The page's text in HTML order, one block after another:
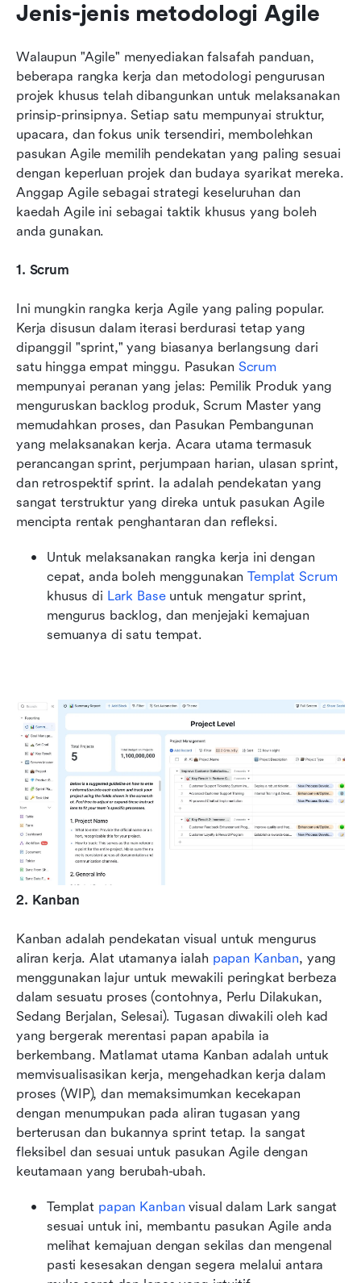
Jenis-jenis metodologi Agile
Walaupun "Agile" menyediakan falsafah panduan,
beberapa rangka kerja dan metodologi pengurusan
projek khusus telah dibangunkan untuk melaksanakan
prinsip-prinsipnya. Setiap satu mempunyai struktur,
upacara, dan fokus unik tersendiri, membolehkan
pasukan Agile memilih pendekatan yang paling sesuai
dengan keperluan projek dan budaya syarikat mereka.
Anggap Agile sebagai strategi keseluruhan dan
kaedah Agile ini sebagai taktik khusus yang boleh
anda gunakan.
1. Scrum
Ini mungkin rangka kerja Agile yang paling popular.
Kerja disusun dalam iterasi berdurasi tetap yang
dipanggil "sprint," yang biasanya berlangsung dari
satu hingga empat minggu. Pasukan Scrum
mempunyai peranan yang jelas: Pemilik Produk yang
menguruskan backlog produk, Scrum Master yang
memudahkan proses, dan Pasukan Pembangunan
yang melaksanakan kerja. Acara utama termasuk
perancangan sprint, perjumpaan harian, ulasan sprint,
dan retrospektif sprint. Ia adalah pendekatan yang
sangat terstruktur yang direka untuk pasukan Agile
mencipta rentak penghantaran dan refleksi.
Untuk melaksanakan rangka kerja ini dengan
cepat, anda boleh menggunakan Templat Scrum
khusus di Lark Base untuk mengatur sprint,
mengurus backlog, dan menjejaki kemajuan
semuanya di satu tempat.
2. Kanban
Kanban adalah pendekatan visual untuk mengurus
aliran kerja. Alat utamanya ialah papan Kanban, yang
menggunakan lajur untuk mewakili peringkat berbeza
dalam sesuatu proses (contohnya, Perlu Dilakukan,
Sedang Berjalan, Selesai). Tugasan diwakili oleh kad
yang bergerak merentasi papan apabila ia
berkembang. Matlamat utama Kanban adalah untuk
memvisualisasikan kerja, mengehadkan kerja dalam
proses (WIP), dan memaksimumkan kecekapan
dengan menumpukan pada aliran tugasan yang
berterusan dan bukannya sprint tetap. Ia sangat
fleksibel dan sesuai untuk pasukan Agile dengan
keutamaan yang berubah-ubah.
Templat papan Kanban visual dalam Lark sangat
sesuai untuk ini, membantu pasukan Agile anda
melihat kemajuan dengan sekilas dan mengenal
pasti kesesakan dengan segera melalui antara